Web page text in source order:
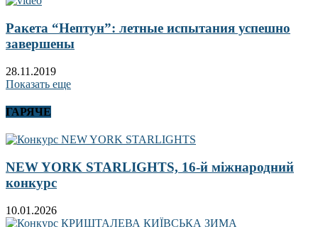
Ракета “Нептун”: летные испытания успешно
завершены
28.11.2019
Показать еще
ГАРЯЧЕ
NEW YORK STARLIGHTS, 16-й міжнародний
конкурс
10.01.2026